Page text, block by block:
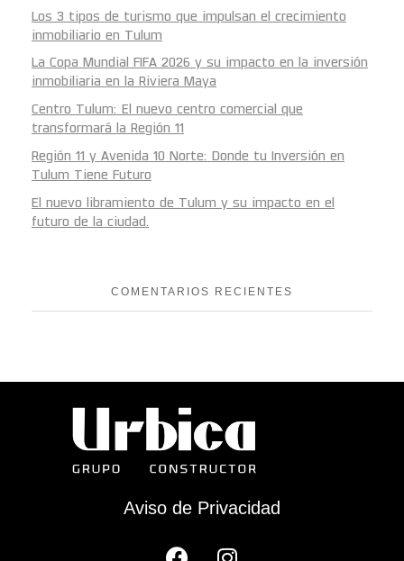
Los 3 tipos de turismo que impulsan el crecimiento
inmobiliario en Tulum
La Copa Mundial FIFA 2026 y su impacto en la inversión
inmobiliaria en la Riviera Maya
Centro Tulum: El nuevo centro comercial que
transformará la Región 11
Región 11 y Avenida 10 Norte: Donde tu Inversión en
Tulum Tiene Futuro
El nuevo libramiento de Tulum y su impacto en el
futuro de la ciudad.
COMENTARIOS RECIENTES
Aviso de Privacidad